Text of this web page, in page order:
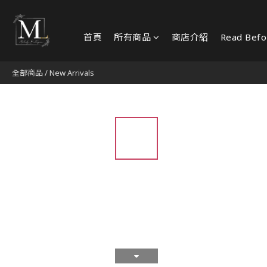
首頁 所有商品 商店介紹 Read
全部商品/New Arrivals